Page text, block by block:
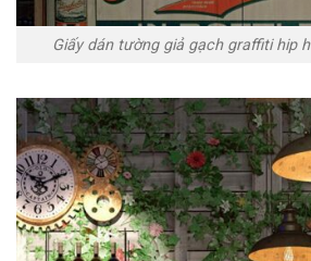
Giấy dán tường giả gạch graffiti hip